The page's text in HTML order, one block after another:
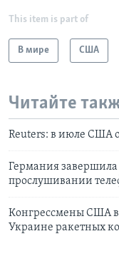
This item is part of
В мире США
Читайте
Reuters: в июле США
Германия
прослушивании
Конгрессмены США
Украине ракетных